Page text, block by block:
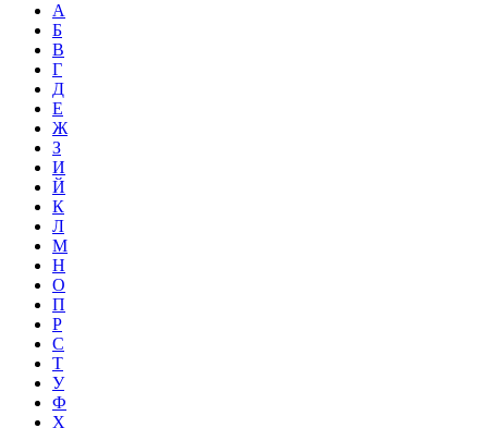
А
Б
В
Г
Д
Е
Ж
З
И
Й
К
Л
М
Н
О
П
Р
С
Т
У
Ф
Х